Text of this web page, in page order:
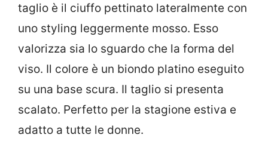
taglio è il ciuffo pettinato lateralmente con
uno styling leggermente mosso. Esso
valorizza sia lo sguardo che la forma del
viso. Il colore è un biondo platino eseguito
su una base scura. Il taglio si presenta
scalato. Perfetto per la stagione estiva e
adatto a tutte le donne.